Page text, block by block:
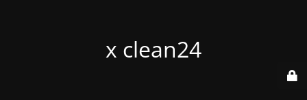
x clean24